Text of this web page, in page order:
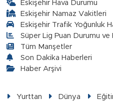
Eskişehir Hava Durumu
Eskişehir Namaz Vakitleri
Eskişehir Trafik Yoğunluk
Süper Lig Puan Durumu ve
Tüm Manşetler
Son Dakika Haberleri
Haber Arşivi
Yurttan Dünya